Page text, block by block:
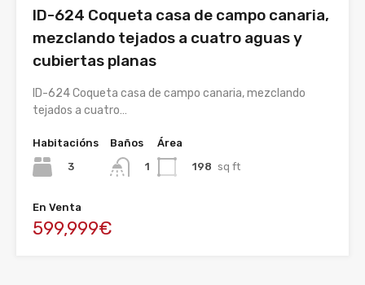
ID-624 Coqueta casa de campo canaria,
mezclando tejados a cuatro aguas y
cubiertas planas
ID-624 Coqueta casa de campo canaria, mezclando
tejados a cuatro…
Habitacións
3
Baños
1
Área
198 sq ft
En Venta
599,999€